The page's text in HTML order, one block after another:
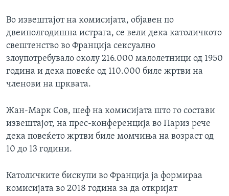
Во извештајот на комисијата, објавен по
двеиполгодишна истрага, се вели дека католичкото
свештенство во Франција сексуално
злоупотребувало околу 216.000 малолетници од 1950
година и дека повеќе од 110.000 биле жртви на
членови на црквата.
Жан-Марк Сов, шеф на комисијата што го состави
извештајот, на прес-конференција во Париз рече
дека повеќето жртви биле момчиња на возраст од
10 до 13 години.
Католичките бискупи во Франција ја формираа
комисијата во 2018 година за да откријат